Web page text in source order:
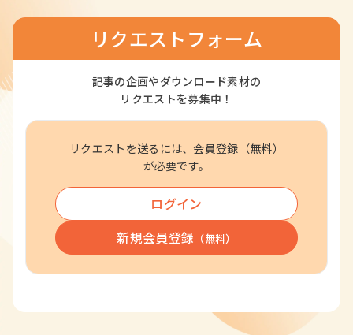
リクエストフォーム
記事の企画やダウンロード素材の
リクエストを募集中！
リクエストを送るには、会員登録（無料）
が必要です。
ログイン
新規会員登録 （無料）